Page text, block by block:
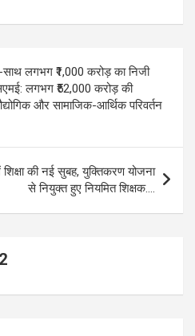
e
a
m
ail py
Li
n
k
ar
लगभग ₹1,000 करोड़ का निजी
लगभग ₹52,000 करोड़ की
और सामाजिक-आर्थिक परिवर्तन
की नई सुबह, युक्तिकरण योजना
से नियुक्त हुए नियमित शिक्षक….